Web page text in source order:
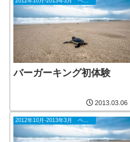
バーガーキング初体験
2013.03.06
2012年10月-2013年3月 ペナン